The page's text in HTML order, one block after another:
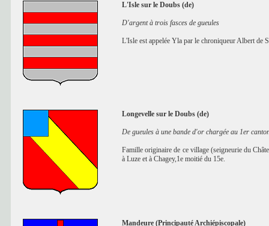
L'Isle sur le Doubs (de)
D'argent à trois fasces de gueules
L'Isle est appelée Yla par le chroniqueur Albert de
Longevelle sur le Doubs (de)
De gueules à une bande d'or chargée au 1er
Famille originaire de ce village (seigneurie du
à Luze et à Chagey,1e moitié du 15e.
Mandeure (Principauté Archiépiscopale)